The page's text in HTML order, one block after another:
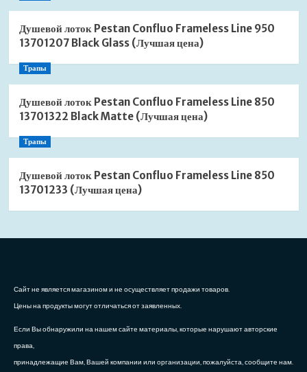
Душевой лоток Pestan Confluo Frameless Line 950
13701207 Black Glass (Лучшая цена)
Трапы
Душевой лоток Pestan Confluo Frameless Line 850
13701322 Black Matte (Лучшая цена)
Трапы
Душевой лоток Pestan Confluo Frameless Line 850
13701233 (Лучшая цена)
Сайт не является магазином и не осуществляет продажи товаров.
Цены на продукты могут отличаться от заявленных.
Если Вы обнаружили на нашем сайте материалы, которые нарушают авторские
права,
принадлежащие Вам, Вашей компании или организации, пожалуйста, сообщите нам.